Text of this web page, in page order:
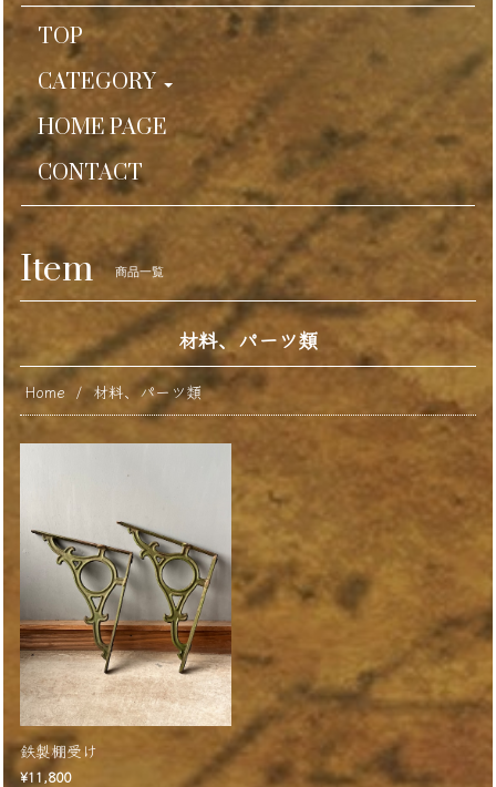
TOP
CATEGORY
HOME PAGE
CONTACT
Item 商品一覧
材料、パーツ類
Home 材料、パーツ類
鉄製棚受け
¥11,800